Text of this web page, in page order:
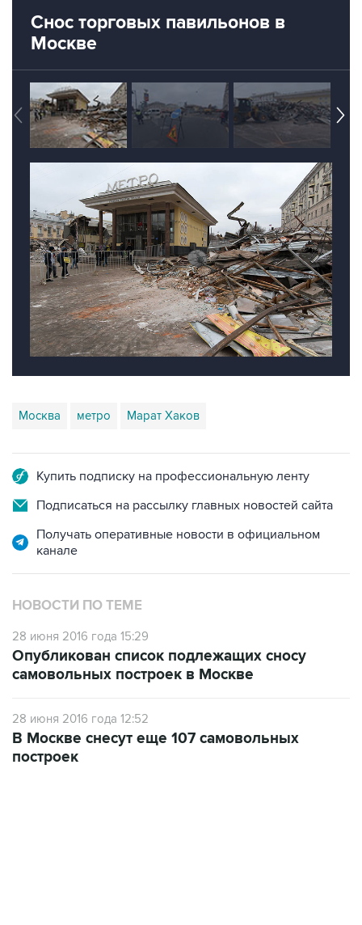
Москве
Подписаться на рассылку главных новостей сайта
Получать оперативные новости в официальном
НОВОСТИ ПО ТЕМЕ
28 июня 2016 года 15:29
самовольных построек в Москве
28 июня 2016 года 12:52
построек